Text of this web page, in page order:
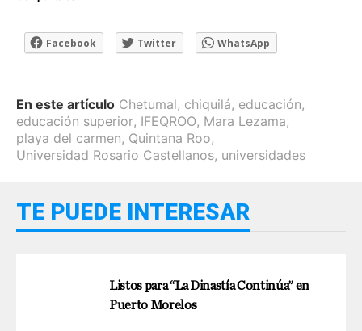
Facebook Twitter WhatsApp
En este artículo Chetumal, chiquilá, educación,
educación superior, IFEQROO, Mara Lezama,
playa del carmen, Quintana Roo,
Universidad Rosario Castellanos, universidades
TE PUEDE INTERESAR
Listos para “La Dinastía Continúa” en
Puerto Morelos